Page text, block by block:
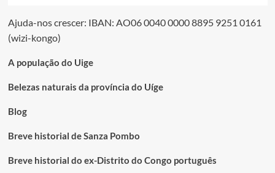
Ajuda-nos crescer: IBAN: AO06 0040 0000 8895 9251 0161
(wizi-kongo)
A população do Uige
Belezas naturais da província do Uíge
Blog
Breve historial de Sanza Pombo
Breve historial do ex-Distrito do Congo português